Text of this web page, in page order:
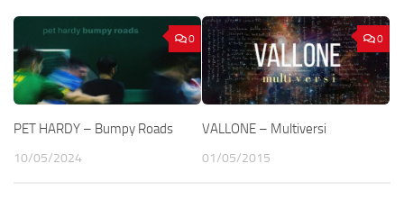
0
PET HARDY – Bumpy Roads
10/05/2024
0
VALLONE – Multiversi
01/05/2015